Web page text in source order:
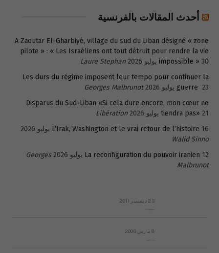
أحدث المقالات بالفرنسية
A Zaoutar El-Gharbiyé, village du sud du Liban désigné « zone
pilote » : « Les Israéliens ont tout détruit pour rendre la vie
impossible » 30 يوليو 2026
Laure Stephan
Les durs du régime imposent leur tempo pour continuer la
guerre 23 يوليو 2026
Georges Malbrunot
Disparus du Sud-Liban «Si cela dure encore, mon cœur ne
tiendra pas» 21 يوليو 2026
Libération
L’Irak, Washington et le vrai retour de l’histoire 16 يوليو 2026
Walid Sinno
La reconfiguration du pouvoir iranien 12 يوليو 2026
Georges
Malbrunot
23 ديسمبر 2011
8 مارس 2008